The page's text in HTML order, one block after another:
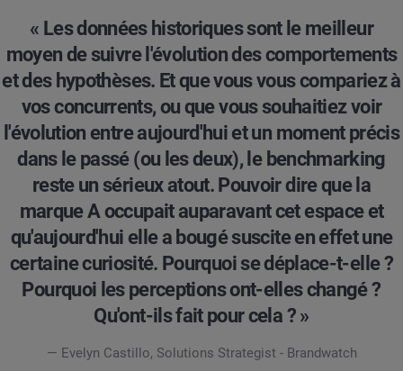
« Les données historiques sont le meilleur
moyen de suivre l'évolution des comportements
et des hypothèses. Et que vous vous compariez à
vos concurrents, ou que vous souhaitiez voir
l'évolution entre aujourd'hui et un moment précis
dans le passé (ou les deux), le benchmarking
reste un sérieux atout. Pouvoir dire que la
marque A occupait auparavant cet espace et
qu'aujourd'hui elle a bougé suscite en effet une
certaine curiosité. Pourquoi se déplace-t-elle ?
Pourquoi les perceptions ont-elles changé ?
Qu'ont-ils fait pour cela ? »
— Evelyn Castillo, Solutions Strategist - Brandwatch